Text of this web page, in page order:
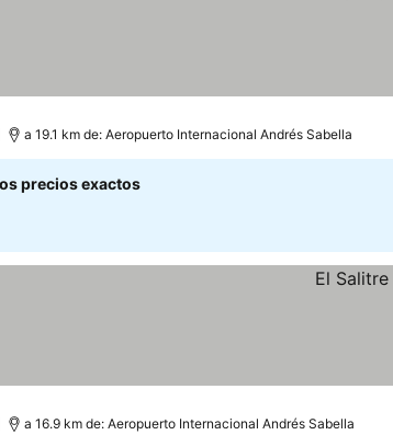
a 19.1 km de: Aeropuerto Internacional Andrés Sabella
precios exactos
a 16.9 km de: Aeropuerto Internacional Andrés Sabella